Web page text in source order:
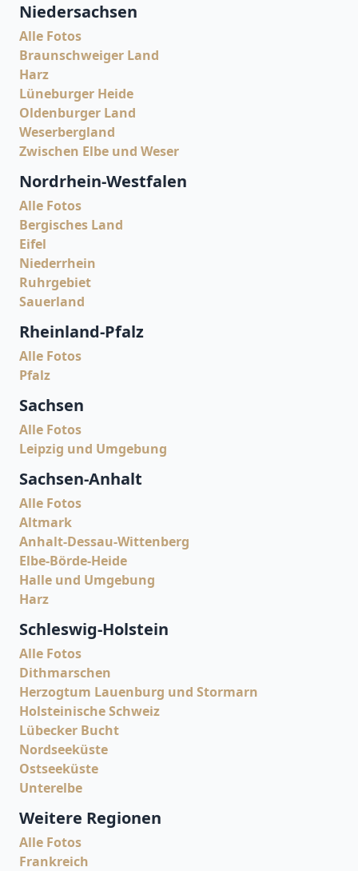
Niedersachsen
Alle Fotos
Braunschweiger Land
Harz
Lüneburger Heide
Oldenburger Land
Weserbergland
Zwischen Elbe und Weser
Nordrhein-Westfalen
Alle Fotos
Bergisches Land
Eifel
Niederrhein
Ruhrgebiet
Sauerland
Rheinland-Pfalz
Alle Fotos
Pfalz
Sachsen
Alle Fotos
Leipzig und Umgebung
Sachsen-Anhalt
Alle Fotos
Altmark
Anhalt-Dessau-Wittenberg
Elbe-Börde-Heide
Halle und Umgebung
Harz
Schleswig-Holstein
Alle Fotos
Dithmarschen
Herzogtum Lauenburg und Stormarn
Holsteinische Schweiz
Lübecker Bucht
Nordseeküste
Ostseeküste
Unterelbe
Weitere Regionen
Alle Fotos
Frankreich